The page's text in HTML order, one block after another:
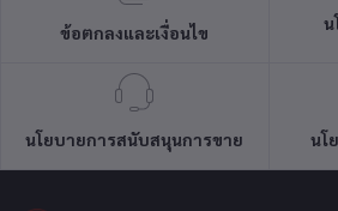
ข้อตกลงและเงื่อนไข
น
นโยบายการสนับสนุนการขาย นโ